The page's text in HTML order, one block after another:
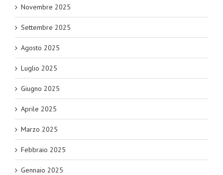
Novembre 2025
Settembre 2025
Agosto 2025
Luglio 2025
Giugno 2025
Aprile 2025
Marzo 2025
Febbraio 2025
Gennaio 2025